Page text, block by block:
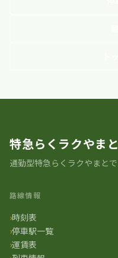
特急らくラクやまと
通勤型特急らくラクやまと
路線情報
時刻表
停車駅一覧
運賃表